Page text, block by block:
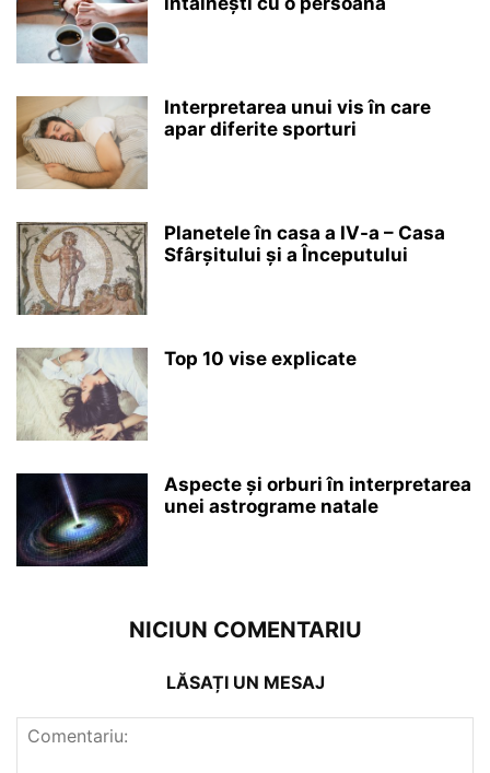
Interpretarea unui vis în care
apar diferite sporturi
Planetele în casa a IV-a – Casa
Sfârșitului și a Începutului
Top 10 vise explicate
Aspecte și orburi în interpretarea
unei astrograme natale
NICIUN COMENTARIU
LĂSAȚI UN MESAJ